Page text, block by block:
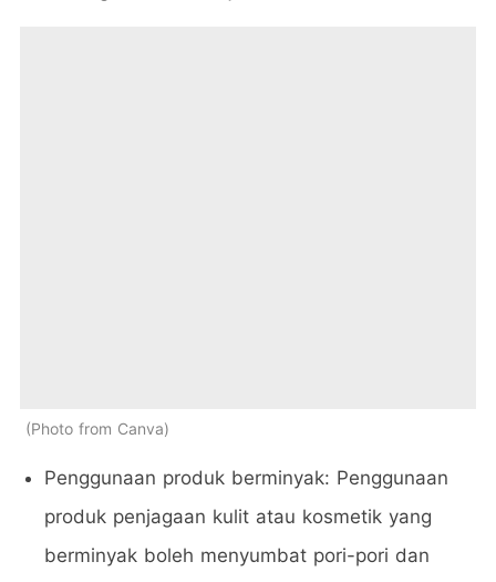
Photo from Canva
Penggunaan produk berminyak: Penggunaan
produk penjagaan kulit atau kosmetik yang
berminyak boleh menyumbat pori-pori dan